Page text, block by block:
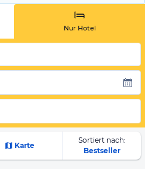
Nur Hotel
Karte
Sortiert nach:
Bestseller